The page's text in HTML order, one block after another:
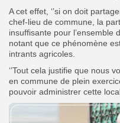
A cet effet, ‘’si on doit
chef-lieu de commune, la
insuffisante pour l’ensemble
notant que ce phénomène
intrants agricoles.
‘’Tout cela justifie que nous
en commune de plein
pouvoir administrer cette